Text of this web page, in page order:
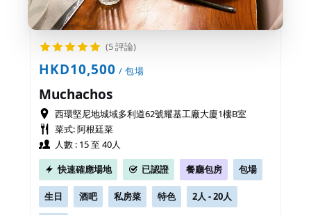
(5 評論)
HKD10,500 / 包場
Muchachos
西環堅尼地城域多利道62號耀基工廠大廈1樓B室
菜式: 阿根廷菜
人數 : 15 至 40人
快速確應場地
已認證 餐廳包房 包場
生日 酒吧 私房菜 特色 2人 - 20人